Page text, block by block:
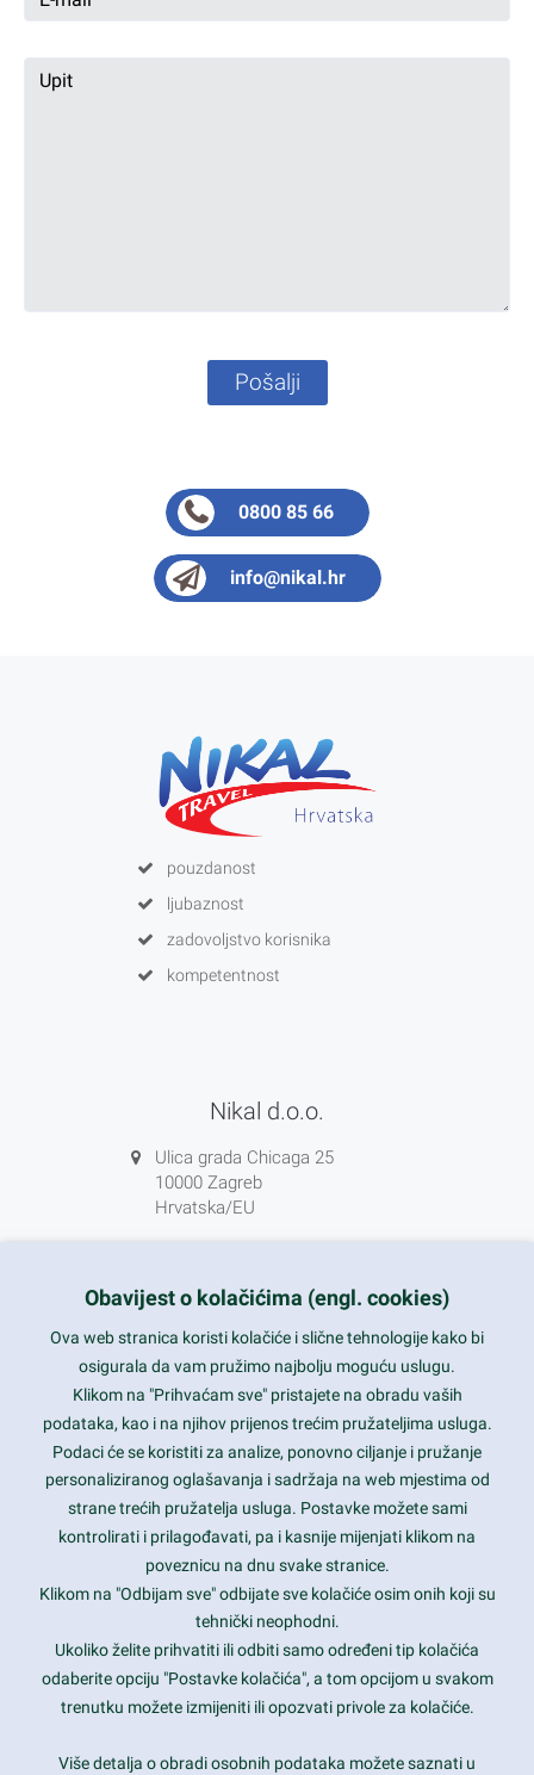
Pošalji
0800 85 66
info@nikal.hr
pouzdanost
ljubaznost
zadovoljstvo korisnika
kompetentnost
Nikal d.o.o.
Ulica grada Chicaga 25
10000 Zagreb
Hrvatska/EU
info@nikal.hr
HR-AB-01-080761107
ponedjeljak-petak 8-16h
Nazovite nas na besplatni telefon:
0800 85 66
Tečaj konverzije 1 EUR = 7,53450 kn
Obavijest o kolačićima (engl. cookies)
Ova web stranica koristi kolačiće i slične tehnologije kako bi
osigurala da vam pružimo najbolju moguću uslugu.
Klikom na "Prihvaćam sve" pristajete na obradu vaših
podataka, kao i na njihov prijenos trećim pružateljima usluga.
Podaci će se koristiti za analize, ponovno ciljanje i pružanje
personaliziranog oglašavanja i sadržaja na web mjestima od
strane trećih pružatelja usluga. Postavke možete sami
kontrolirati i prilagođavati, pa i kasnije mijenjati klikom na
poveznicu na dnu svake stranice.
Klikom na "Odbijam sve" odbijate sve kolačiće osim onih koji su
tehnički neophodni.
Ukoliko želite prihvatiti ili odbiti samo određeni tip kolačića
odaberite opciju "Postavke kolačića", a tom opcijom u svakom
trenutku možete izmijeniti ili opozvati privole za kolačiće.
Više detalja o obradi osobnih podataka možete saznati u